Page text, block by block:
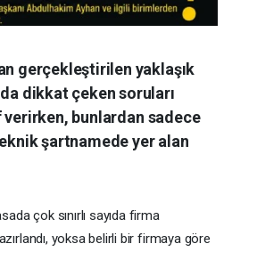
gerçekleştirilen yaklaşık
dikkat çeken soruları
bunlardan sadece
şartnamede yer alan
çok sınırlı sayıda firma
yoksa belirli bir firmaya göre